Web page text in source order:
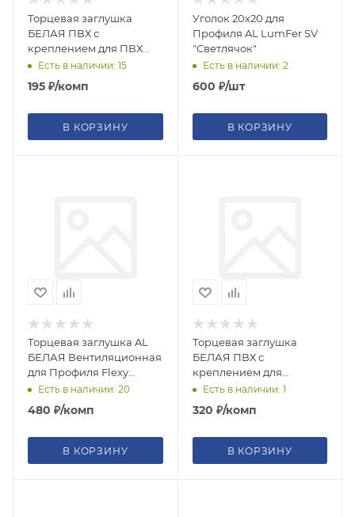
Торцевая заглушка
БЕЛАЯ ПВХ с
креплением для ПВХ
Карниз П Чебоксарский
(внеш, внутр)
Есть в наличии: 15
195 ₽/комп
В КОРЗИНУ
Уголок 20х20 для
Профиля AL LumFer SV
"Светлячок"
Есть в наличии: 2
600 ₽/шт
В КОРЗИНУ
Торцевая заглушка AL
БЕЛАЯ Вентиляционная
для Профиля Flexy
BORZZ KARNIZ (8845) Р65
Есть в наличии: 20
480 ₽/комп
В КОРЗИНУ
Торцевая заглушка
БЕЛАЯ ПВХ с
креплением для
Профиля Flexy ПФ-122-
311 Гардина 2-ряд (4шт
на 2стороны
Есть в наличии: 1
320 ₽/комп
В КОРЗИНУ